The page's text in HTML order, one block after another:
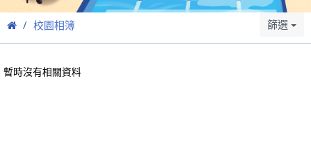
校園相簿 篩選
暫時沒有相關資料